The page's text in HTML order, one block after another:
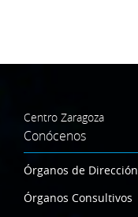
Centro Zaragoza
Conócenos
Órganos de Dirección
Órganos Consultivos